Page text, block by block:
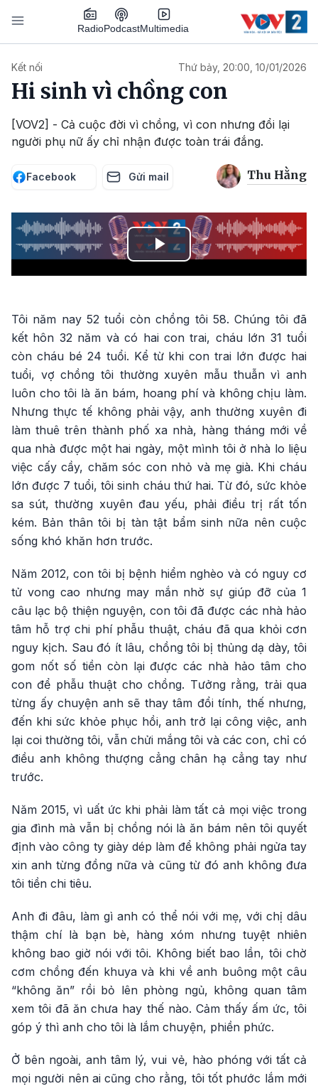
Nhảy đến nội dung
RadioPodcastMultimedia
Kết nối Thứ bảy, 20:00, 10/01/2026
Hi sinh vì chồng con
[VOV2] - Cả cuộc đời vì chồng, vì con nhưng đổi lại
người phụ nữ ấy chỉ nhận được toàn trái đắng.
Facebook Gửi mail Thu Hằng
Play
Tôi năm nay 52 tuổi còn chồng tôi 58. Chúng tôi đã
kết hôn 32 năm và có hai con trai, cháu lớn 31 tuổi
còn cháu bé 24 tuổi. Kể từ khi con trai lớn được hai
tuổi, vợ chồng tôi thường xuyên mẫu thuẫn vì anh
luôn cho tôi là ăn bám, hoang phí và không chịu làm.
Nhưng thực tế không phải vậy, anh thường xuyên đi
làm thuê trên thành phố xa nhà, hàng tháng mới về
qua nhà được một hai ngày, một mình tôi ở nhà lo liệu
việc cấy cầy, chăm sóc con nhỏ và mẹ già. Khi cháu
lớn được 7 tuổi, tôi sinh cháu thứ hai. Từ đó, sức khỏe
sa sút, thường xuyên đau yếu, phải điều trị rất tốn
kém. Bản thân tôi bị tàn tật bẩm sinh nữa nên cuộc
sống khó khăn hơn trước.
Năm 2012, con tôi bị bệnh hiểm nghèo và có nguy cơ
tử vong cao nhưng may mắn nhờ sự giúp đỡ của 1
câu lạc bộ thiện nguyện, con tôi đã được các nhà hảo
tâm hỗ trợ chi phí phẫu thuật, cháu đã qua khỏi cơn
nguy kịch. Sau đó ít lâu, chồng tôi bị thủng dạ dày, tôi
gom nốt số tiền còn lại được các nhà hảo tâm cho
con để phẫu thuật cho chồng. Tưởng rằng, trải qua
từng ấy chuyện anh sẽ thay tâm đổi tính, thế nhưng,
đến khi sức khỏe phục hồi, anh trở lại công việc, anh
lại coi thường tôi, vẫn chửi mắng tôi và các con, chỉ có
điều anh không thượng cẳng chân hạ cẳng tay như
trước.
Năm 2015, vì uất ức khi phải làm tất cả mọi việc trong
gia đình mà vẫn bị chồng nói là ăn bám nên tôi quyết
định vào công ty giày dép làm để không phải ngửa tay
xin anh từng đồng nữa và cũng từ đó anh không đưa
tôi tiền chi tiêu.
Anh đi đâu, làm gì anh có thể nói với mẹ, với chị dâu
thậm chí là bạn bè, hàng xóm nhưng tuyệt nhiên
không bao giờ nói với tôi. Không biết bao lần, tôi chờ
cơm chồng đến khuya và khi về anh buông một câu
“không ăn” rồi bỏ lên phòng ngủ, không quan tâm
xem tôi đã ăn chưa hay thế nào. Cảm thấy ấm ức, tôi
góp ý thì anh cho tôi là lắm chuyện, phiền phức.
Ở bên ngoài, anh tâm lý, vui vẻ, hào phóng với tất cả
mọi người nên ai cũng cho rằng, tôi tốt phước lắm mới